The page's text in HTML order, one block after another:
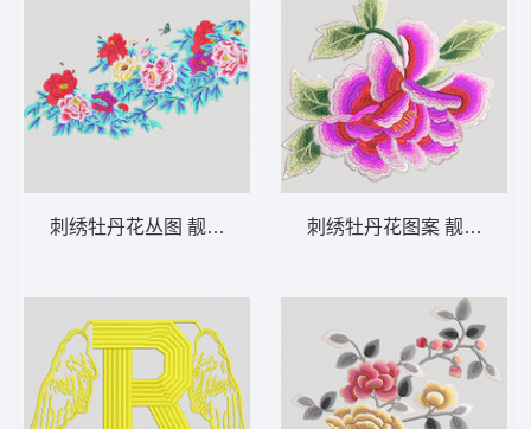
刺绣牡丹花丛图 靓花 精品 牡丹花 花开富贵刺绣牡丹花图案 靓花 旗袍